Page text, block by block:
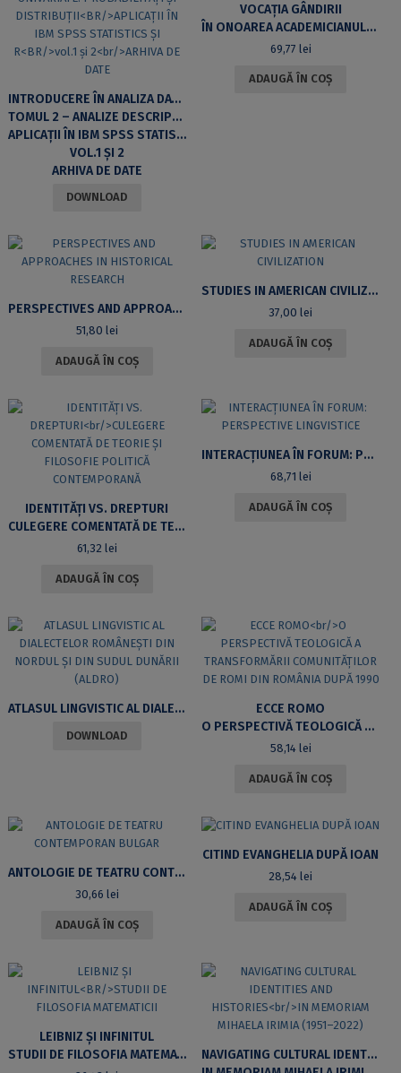
INTRODUCERE ÎN ANALIZA DATELOR
TOMUL 2 – ANALIZE DESCRIPTIVE UNIVARIATE. PROBABILITĂȚI ȘI DISTRIBUȚII
APLICAȚII ÎN IBM SPSS STATISTICS ȘI R
VOL.1 ȘI 2
ARHIVA DE DATE
DOWNLOAD
VOCAȚIA GÂNDIRII
ÎN ONOAREA ACADEMICIANULUI MIRCEA DUMITRU
69,77 lei
ADAUGĂ ÎN COȘ
PERSPECTIVES AND APPROACHES IN HISTORICAL RESEARCH
51,80 lei
ADAUGĂ ÎN COȘ
STUDIES IN AMERICAN CIVILIZATION
37,00lei
ADAUGĂ ÎN COȘ
IDENTITĂȚI VS. DREPTURI
CULEGERE COMENTATĂ DE TEORIE ȘI FILOSOFIE POLITICĂ CONTEMPORANĂ
61,32 lei
ADAUGĂ ÎN COȘ
INTERACȚIUNEA ÎN FORUM: PERSPECTIVE LINGVISTICE
68,71 lei
ADAUGĂ ÎN COȘ
ATLASUL LINGVISTIC AL DIALECTELOR ROMÂNEȘTI DIN NORDUL ȘI DIN SUDUL DUNĂRII (ALDRO)
DOWNLOAD
ECCE ROMO
O PERSPECTIVĂ TEOLOGICĂ A TRANSFORMĂRII COMUNITĂȚILOR DE ROMI DIN ROMÂNIA DUPĂ 1990
58,14 lei
ADAUGĂ ÎN COȘ
ANTOLOGIE DE TEATRU CONTEMPORAN BULGAR
30,66 lei
ADAUGĂ ÎN COȘ
CITIND EVANGHELIA DUPĂ IOAN
28,54lei
ADAUGĂ ÎN COȘ
LEIBNIZ ȘI INFINITUL
STUDII DE FILOSOFIA MATEMATICII
NAVIGATING CULTURAL IDENTITIES AND HISTORIES